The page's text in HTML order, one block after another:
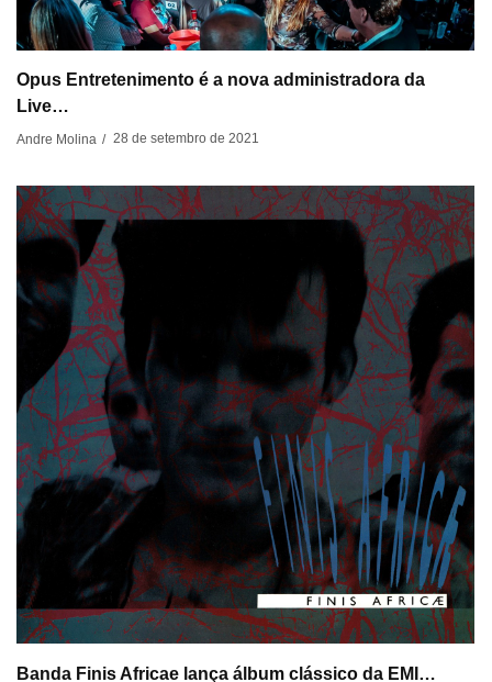
Opus Entretenimento é a nova administradora da
Live…
Andre Molina / 28 de setembro de 2021
Banda Finis Africae lança álbum clássico da EMI…